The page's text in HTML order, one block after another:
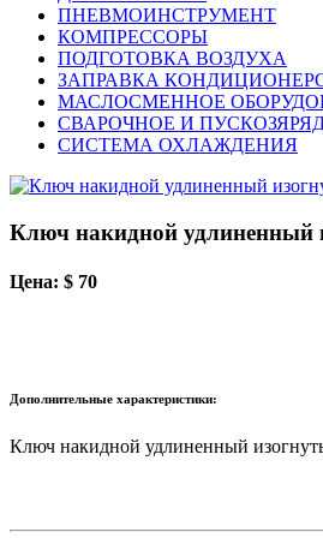
ПНЕВМОИНСТРУМЕНТ
КОМПРЕССОРЫ
ПОДГОТОВКА ВОЗДУХА
ЗАПРАВКА
МАСЛОСМЕННОЕ
СВАРОЧНОЕ И
СИСТЕМА ОХЛАЖДЕНИЯ
Ключ накидной удлиненный
Цена: $ 70
Дополнительные характеристики:
Ключ накидной удлиненный